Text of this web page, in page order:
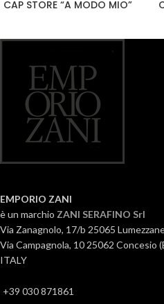
CAP STORE “A MODO MIO”
EMPORIO ZANI
è un marchio ZANI SERAFINO Srl
Via Zanagnolo, 17/b 25065
Via Campagnola, 10 25062 Concesio
ITALY
+39 030 871861